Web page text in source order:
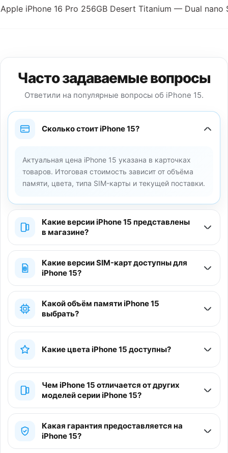
Apple iPhone 16 Pro 256GB Desert Titanium — Dual nano
Часто задаваемые вопросы
Ответили на популярные вопросы об iPhone 15.
Сколько стоит iPhone 15?
Актуальная цена iPhone 15 указана в карточках
товаров. Итоговая стоимость зависит от объёма
памяти, цвета, типа SIM-карты и текущей поставки.
Какие версии iPhone 15 представлены
в магазине?
Какие версии SIM-карт доступны для
iPhone 15?
Какой объём памяти iPhone 15
выбрать?
Какие цвета iPhone 15 доступны?
Чем iPhone 15 отличается от других
моделей серии iPhone 15?
Какая гарантия предоставляется на
iPhone 15?